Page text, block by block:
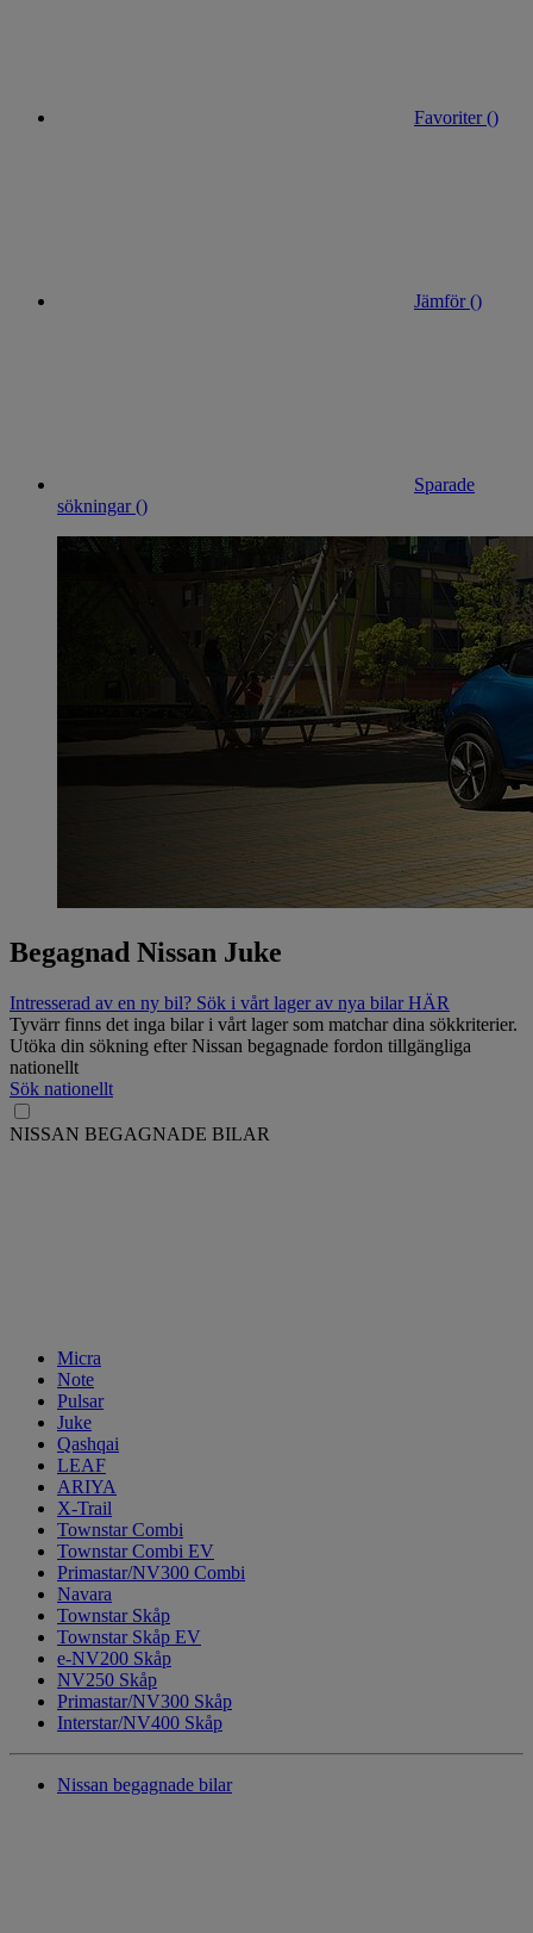
Favoriter ()
Jämför ()
Sparade
sökningar ()
Begagnad Nissan Juke
Intresserad av en ny bil? Sök i vårt lager av nya bilar HÄR
Tyvärr finns det inga bilar i vårt lager som matchar dina sökkriterier.
Utöka din sökning efter Nissan begagnade fordon tillgängliga
nationellt
Sök nationellt
NISSAN BEGAGNADE BILAR
Micra
Note
Pulsar
Juke
Qashqai
LEAF
ARIYA
X-Trail
Townstar Combi
Townstar Combi EV
Primastar/NV300 Combi
Navara
Townstar Skåp
Townstar Skåp EV
e-NV200 Skåp
NV250 Skåp
Primastar/NV300 Skåp
Interstar/NV400 Skåp
Nissan begagnade bilar